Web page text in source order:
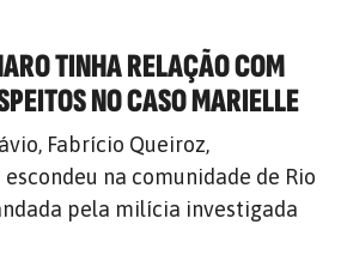
TINHA RELAÇÃO COM
NO CASO MARIELLE
Fabrício Queiroz,
na comunidade de Rio
pela milícia investigada